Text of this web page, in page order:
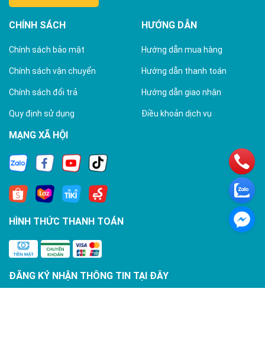
CHÍNH SÁCH
Chính sách bảo mật
Chính sách vận chuyển
Chính sách đổi trả
Quy định sử dụng
HƯỚNG DẪN
Hướng dẫn mua hàng
Hướng dẫn thanh toán
Hướng dẫn giao nhận
Điều khoản dịch vụ
MẠNG XÃ HỘI
HÌNH THỨC THANH TOÁN
ĐĂNG KÝ NHẬN THÔNG TIN TẠI ĐÂY